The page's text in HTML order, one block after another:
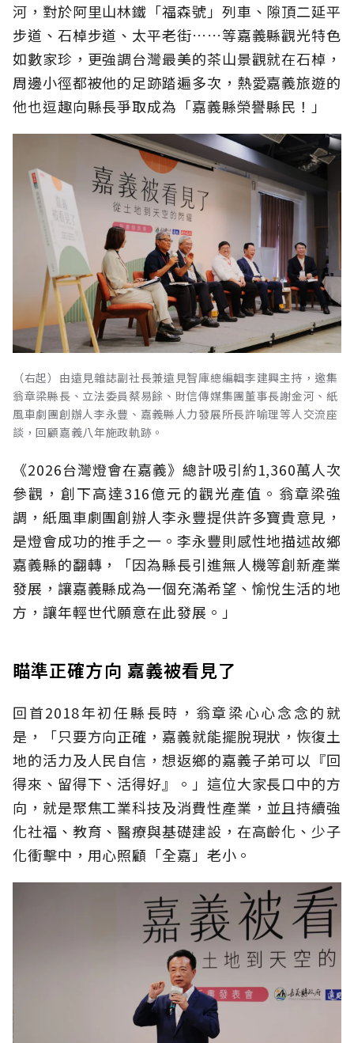
河，對於阿里山林鐵「福森號」列車、隙頂二延平
步道、石棹步道、太平老街……等嘉義縣觀光特色
如數家珍，更強調台灣最美的茶山景觀就在石棹，
周邊小徑都被他的足跡踏遍多次，熱愛嘉義旅遊的
他也逗趣向縣長爭取成為「嘉義縣榮譽縣民！」
（右起）由遠見雜誌副社長兼遠見智庫總編輯李建興主持，邀集
翁章梁縣長、立法委員蔡易餘、財信傳媒集團董事長謝金河、紙
風車劇團創辦人李永豐、嘉義縣人力發展所長許喻理等人交流座
談，回顧嘉義八年施政軌跡。
《2026台灣燈會在嘉義》總計吸引約1,360萬人次
參觀，創下高達316億元的觀光產值。翁章梁強
調，紙風車劇團創辦人李永豐提供許多寶貴意見，
是燈會成功的推手之一。李永豐則感性地描述故鄉
嘉義縣的翻轉，「因為縣長引進無人機等創新產業
發展，讓嘉義縣成為一個充滿希望、愉悅生活的地
方，讓年輕世代願意在此發展。」
瞄準正確方向 嘉義被看見了
回首2018年初任縣長時，翁章梁心心念念的就
是，「只要方向正確，嘉義就能擺脫現狀，恢復土
地的活力及人民自信，想返鄉的嘉義子弟可以『回
得來、留得下、活得好』。」這位大家長口中的方
向，就是聚焦工業科技及消費性產業，並且持續強
化社福、教育、醫療與基礎建設，在高齡化、少子
化衝擊中，用心照顧「全嘉」老小。